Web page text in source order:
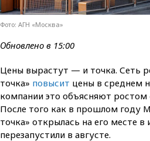
Фото: АГН «Москва»
Обновлено в 15:00
Цены вырастут — и точка. Сеть
точка» повысит цены в среднем
компании это объясняют
После того как в прошлом году
точка» открылась на его месте
перезапустили в августе.